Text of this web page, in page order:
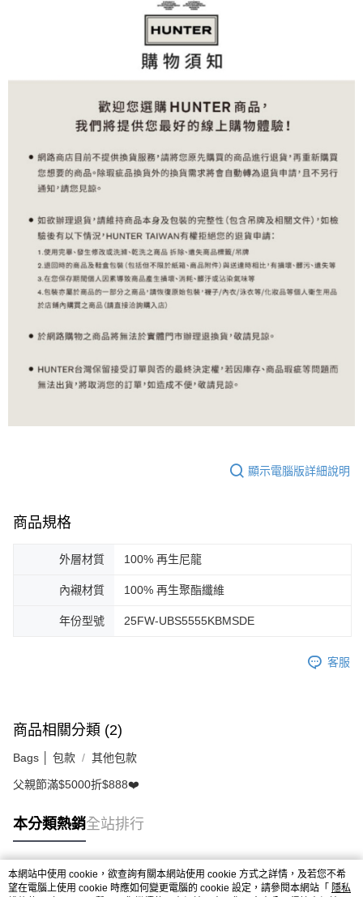
顯示電腦版詳細說明
商品規格
外層材質 100% 再生尼龍
內襯材質 100% 再生聚酯纖維
年份型號 25FW-UBS5555KBMSDE
客服
商品相關分類 (2)
Bags │ 包款 其他包款
父親節滿$5000折$888❤️
本分類熱銷全站排行
熱門標籤
本網站中使用 cookie，欲查詢有關本網站使用 cookie 方式之詳情，及若您不希
望在電腦上使用 cookie 時應如何變更電腦的 cookie 設定，請參閱本網站「 隱私